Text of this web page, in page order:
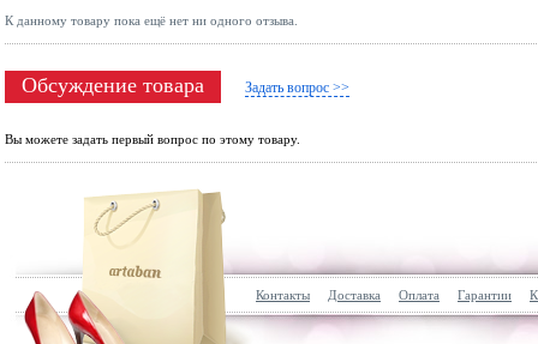
К данному товару пока ещё нет ни одного отзыва.
Обсуждение товара Задать вопрос >>
Вы можете задать первый вопрос по этому товару.
Контакты Доставка Оплата Гарантии